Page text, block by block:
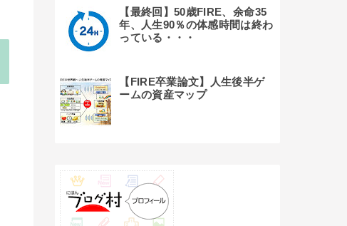
【最終回】50歳FIRE、余命35
年、人生90％の体感時間は終わ
っている・・・
【FIRE卒業論文】人生後半ゲ
ームの資産マップ